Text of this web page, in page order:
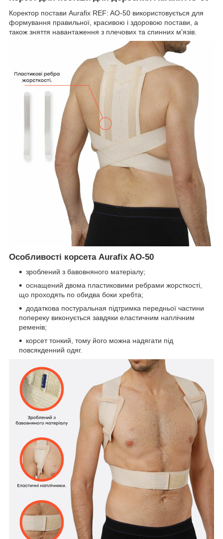
Коректор постави Aurafix REF: AO-50 використовується для
формування правильної, красивою і здоровою постави, а
також зняття навантаження з плечових та спинних м'язів.
Особливості корсета Aurafix AO-50
зроблений з бавовняного матеріалу;
оснащений двома пластиковими ребрами жорсткості,
що проходять по обидва боки хребта;
додаткова постуральная підтримка передньої частини
попереку виконується завдяки еластичним наплічним
ременів;
корсет тонкий, тому його можна надягати під
повсякденний одяг.